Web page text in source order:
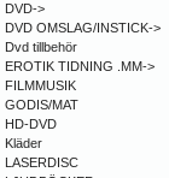
DVD->
DVD OMSLAG/INSTICK->
Dvd tillbehör
EROTIK TIDNING .MM->
FILMMUSIK
GODIS/MAT
HD-DVD
Kläder
LASERDISC